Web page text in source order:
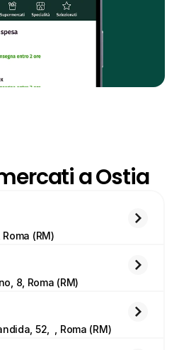
a Ostia
(RM)
8, Roma (RM)
52,  , Roma (RM)